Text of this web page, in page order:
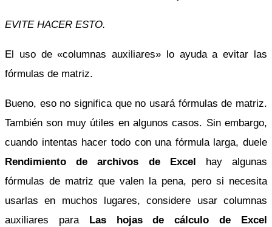
EVITE HACER ESTO.
El uso de «columnas auxiliares» lo ayuda a evitar las
fórmulas de matriz.
Bueno, eso no significa que no usará fórmulas de matriz.
También son muy útiles en algunos casos. Sin embargo,
cuando intentas hacer todo con una fórmula larga, duele
Rendimiento de archivos de Excel hay algunas
fórmulas de matriz que valen la pena, pero si necesita
usarlas en muchos lugares, considere usar columnas
auxiliares para Las hojas de cálculo de Excel